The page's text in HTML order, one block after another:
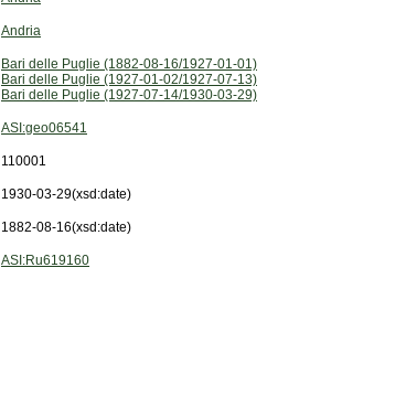
Andria
Bari delle Puglie (1882-08-16/1927-01-01)
Bari delle Puglie (1927-01-02/1927-07-13)
Bari delle Puglie (1927-07-14/1930-03-29)
ASI:geo06541
110001
1930-03-29(xsd:date)
1882-08-16(xsd:date)
ASI:Ru619160